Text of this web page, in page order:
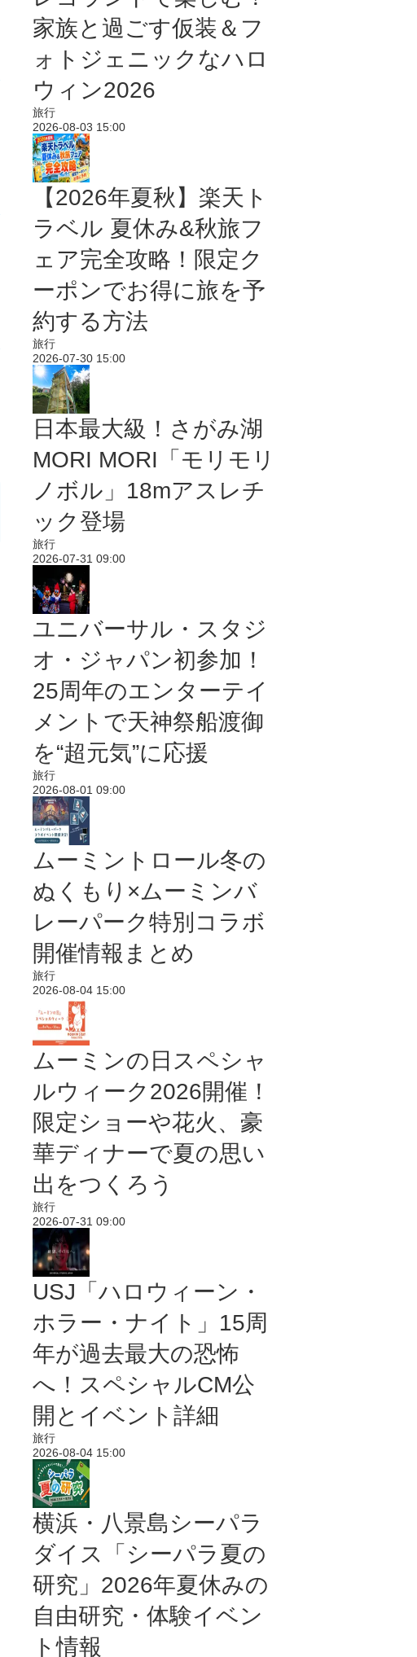
家族と過ごす仮装＆フ
ォトジェニックなハロ
ウィン2026
旅行
2026-08-03 15:00
【2026年夏秋】楽天ト
ラベル 夏休み&秋旅フ
ェア完全攻略！限定ク
ーポンでお得に旅を予
約する方法
旅行
2026-07-30 15:00
日本最大級！さがみ湖
MORI MORI「モリモリ
ノボル」18mアスレチ
ック登場
旅行
2026-07-31 09:00
ユニバーサル・スタジ
オ・ジャパン初参加！
25周年のエンターテイ
メントで天神祭船渡御
を“超元気”に応援
旅行
2026-08-01 09:00
ムーミントロール冬の
ぬくもり×ムーミンバ
レーパーク特別コラボ
開催情報まとめ
旅行
2026-08-04 15:00
ムーミンの日スペシャ
ルウィーク2026開催！
限定ショーや花火、豪
華ディナーで夏の思い
出をつくろう
旅行
2026-07-31 09:00
USJ「ハロウィーン・
ホラー・ナイト」15周
年が過去最大の恐怖
へ！スペシャルCM公
開とイベント詳細
旅行
2026-08-04 15:00
横浜・八景島シーパラ
ダイス「シーパラ夏の
研究」2026年夏休みの
自由研究・体験イベン
ト情報